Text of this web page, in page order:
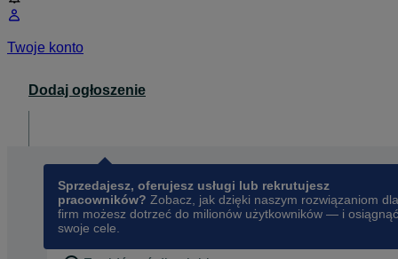
Twoje konto
Dodaj ogłoszenie
Sprzedajesz, oferujesz usługi lub rekrutujesz
pracowników? Zobacz, jak dzięki naszym rozwiązaniom dla
firm możesz dotrzeć do milionów użytkowników — i osiągnąć
swoje cele.